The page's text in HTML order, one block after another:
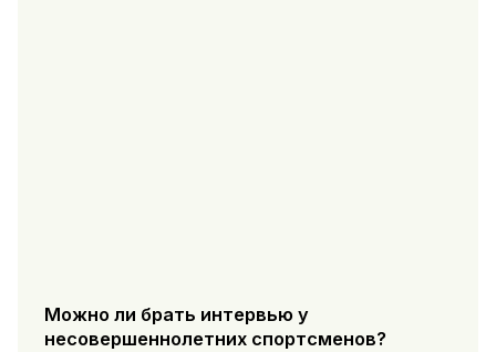
Можно ли брать интервью у
несовершеннолетних спортсменов?